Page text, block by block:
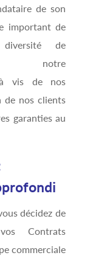
de son
important de
diversité de
notre
à vis de nos
de nos clients
garanties au
décidez de
Contrats
commerciale